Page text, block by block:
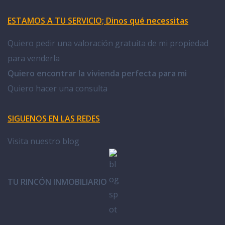
ESTAMOS A TU SERVICIO; Dinos qué necessitas
Quiero pedir una valoración gratuita de mi propiedad
para venderla
Quiero encontrar la vivienda perfecta para mi
Quiero hacer una consulta
SIGUENOS EN LAS REDES
Visita nuestro blog
TU RINCÓN INMOBILIARIO